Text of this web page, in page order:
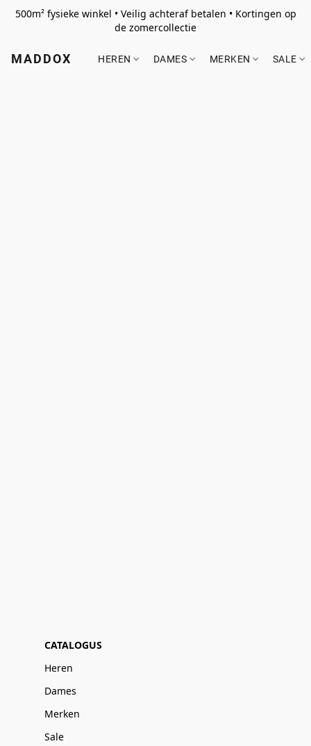
500m² fysieke winkel • Veilig achteraf betalen • Kortingen op
de zomercollectie
MADDOX HEREN DAMES MERKEN SALE
CATALOGUS
Heren
Dames
Merken
Sale